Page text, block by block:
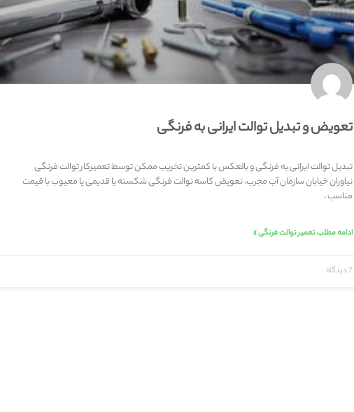
تعویض و تبدیل توالت ایرانی به فرنگی
تبدیل توالت ایرانی به فرنگی و بالعکس با کمترین تخریب ممکن توسط تعمیرکار توالت فرنگی
نیاوران خیابان سازمان آب مجرب، تعویض کاسه توالت فرنگی شکسته یا قدیمی یا معیوب با قیمت
مناسب ،
ادامه مطلب تعمیر توالت فرنگی »
7 دیدگاه